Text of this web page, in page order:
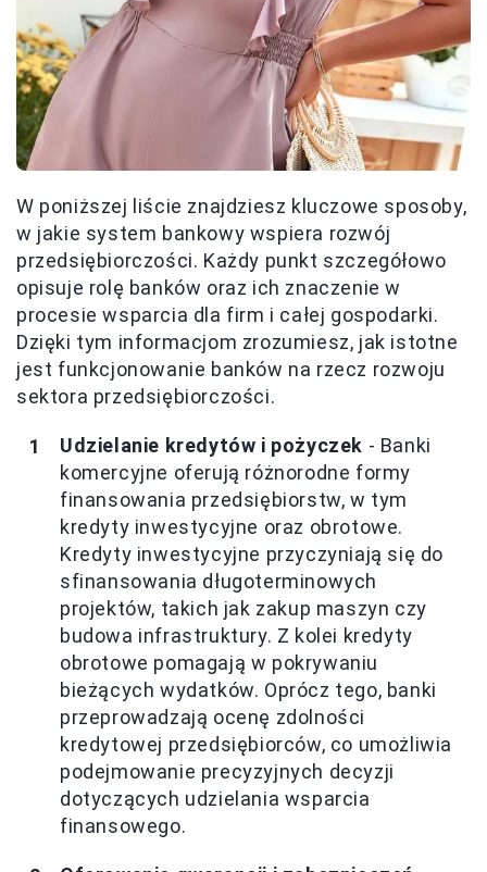
W poniższej liście znajdziesz kluczowe sposoby,
w jakie system bankowy wspiera rozwój
przedsiębiorczości. Każdy punkt szczegółowo
opisuje rolę banków oraz ich znaczenie w
procesie wsparcia dla firm i całej gospodarki.
Dzięki tym informacjom zrozumiesz, jak istotne
jest funkcjonowanie banków na rzecz rozwoju
sektora przedsiębiorczości.
Udzielanie kredytów i pożyczek - Banki
komercyjne oferują różnorodne formy
finansowania przedsiębiorstw, w tym
kredyty inwestycyjne oraz obrotowe.
Kredyty inwestycyjne przyczyniają się do
sfinansowania długoterminowych
projektów, takich jak zakup maszyn czy
budowa infrastruktury. Z kolei kredyty
obrotowe pomagają w pokrywaniu
bieżących wydatków. Oprócz tego, banki
przeprowadzają ocenę zdolności
kredytowej przedsiębiorców, co umożliwia
podejmowanie precyzyjnych decyzji
dotyczących udzielania wsparcia
finansowego.